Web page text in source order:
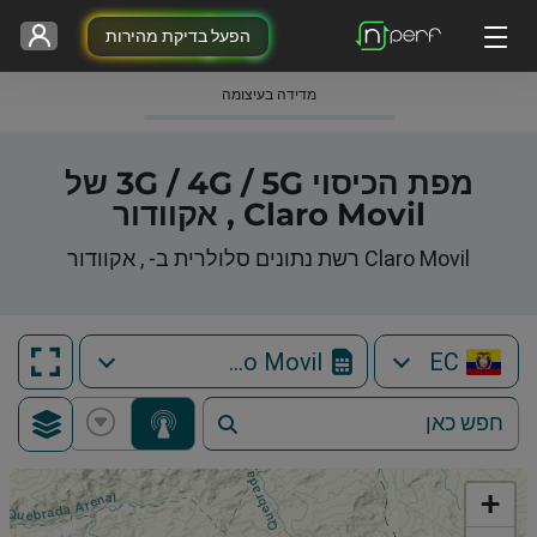
הפעל בדיקת מהירות
מדידה בעיצומה
מפת הכיסוי 3G / 4G / 5G של
Claro Movil , אקוודור
Claro Movil רשת נתונים סלולרית ב- , אקוודור
EC
Claro Movil
+